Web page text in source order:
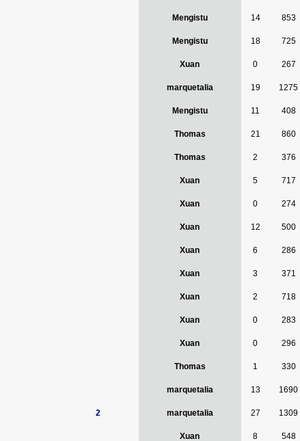
Mengistu 14 853
Mengistu 18 725
Xuan 0 267
marquetalia 19 1275
Mengistu 11 408
Thomas 21 860
Thomas 2 376
Xuan 5 717
Xuan 0 274
Xuan 12 500
Xuan 6 286
Xuan 3 371
Xuan 2 718
Xuan 0 283
Xuan 0 296
Thomas 1 330
marquetalia 13 1690
2 marquetalia 27 1309
Xuan 8 548